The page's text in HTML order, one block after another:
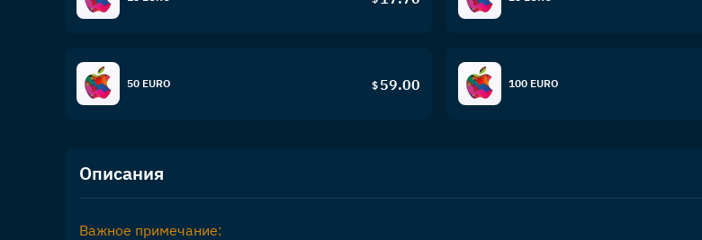
50 EURO $ 59.00 100 EURO
Описания
Важное примечание: